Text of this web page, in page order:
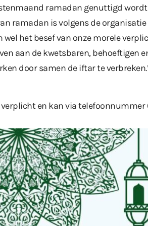
ramadan genuttigd
ramadan is volgens de
het besef van onze morele
aan de kwetsbaren, behoeftigen
door samen de iftar te
en kan via telefoonnummer